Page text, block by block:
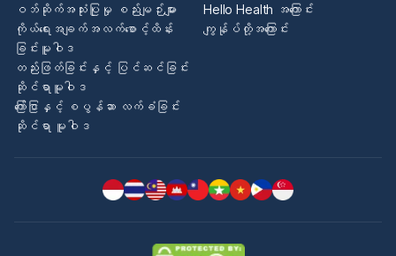
ဝဘ်ဆိုက်အသုံးပြုမှု စည်းမျဉ်းများ
ကိုယ်ရေးအချက်အလက်စောင့်ထိန်း
ခြင်းမူဝါဒ
တည်းဖြတ်ခြင်းနှင့် ပြင်ဆင်ခြင်း
ဆိုင်ရာမူဝါဒ
ကြော်ငြာနှင့် စပွန်ဆာ လက်ခံခြင်း
ဆိုင်ရာ မူဝါဒ
Hello Health အကြောင်း
ကျွန်ုပ်တို့အကြောင်း